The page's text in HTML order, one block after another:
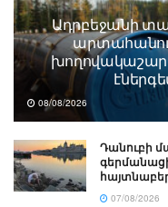
Ադրբեջանի
08/08/2026
Դանուբի
07/08/2026